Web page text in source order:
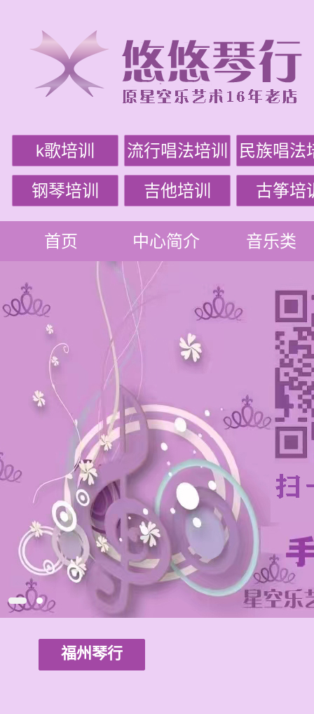
k歌培训 流行唱法培训 民族唱法
钢琴培训 吉他培训 古筝培
首页 中心简介 音乐类
福州琴行